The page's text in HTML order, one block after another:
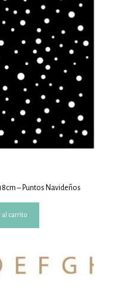
– Puntos Navideños
carrito